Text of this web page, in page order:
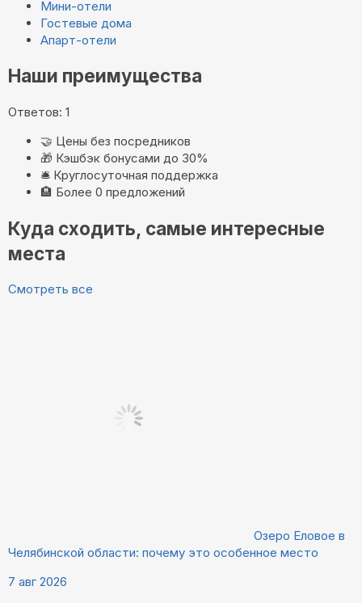
Мини-отели
Гостевые дома
Апарт-отели
Наши преимущества
Ответов: 1
🤝 Цены без посредников
🎁 Кэшбэк бонусами до 30%
🛎️ Круглосуточная поддержка
🏨 Более 0 предложений
Куда сходить, самые интересные
места
Смотреть все
Озеро Еловое в
Челябинской области: почему это особенное место
7 авг 2026